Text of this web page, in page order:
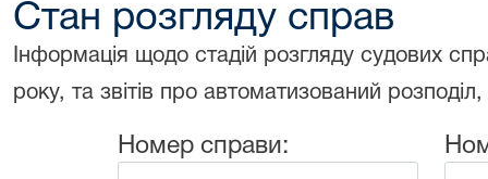
Стан розгляду справ
Інформація щодо стадій розгляду судових
року, та звітів про автоматизований
Номер справи: